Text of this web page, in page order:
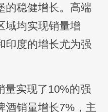
的稳健增长。高端
域均实现销量增
印度的增长尤为强
量实现了10%的强
酒销量增长7%，主